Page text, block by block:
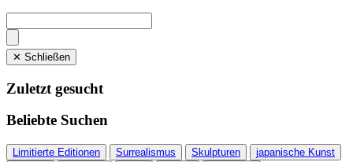
✕ Schließen
Zuletzt gesucht
Beliebte Suchen
Limitierte Editionen Surrealismus Skulpturen
japanische Kunst